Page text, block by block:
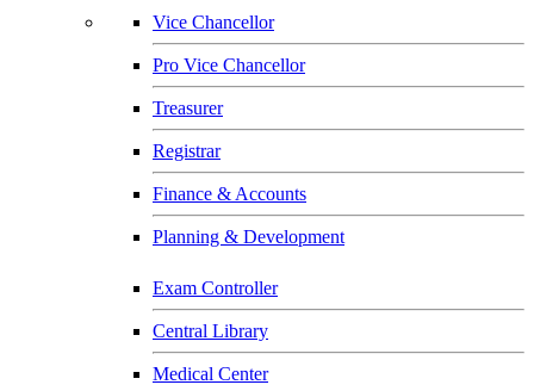
Vice Chancellor
Pro Vice Chancellor
Treasurer
Registrar
Finance & Accounts
Planning & Development
Exam Controller
Central Library
Medical Center